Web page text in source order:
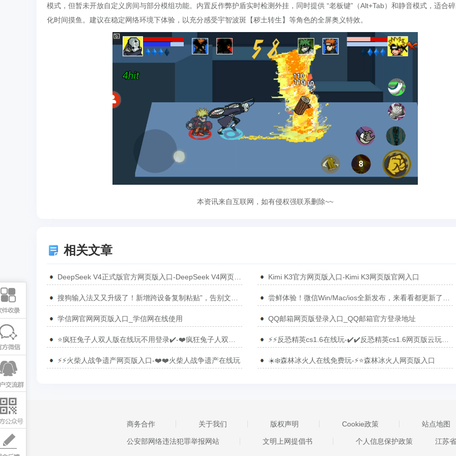
模式，但暂未开放自定义房间与部分模组功能。内置反作弊护盾实时检测外挂，同时提供 “老板键”（Alt+Tab）和静音模式，适合
化时间摸鱼。建议在稳定网络环境下体验，以充分感受宇智波斑【秽土转生】等角色的全屏奥义特效。
本资讯来自互联网，如有侵权强联系删除~~
相关文章
Kimi K3官方网页版入口-Kimi K3网页版官网入口
学信网官网网页版入口_学信网在线使用 QQ邮箱网页版登录入口_QQ邮箱官方登录地址
⚡⚡火柴人战争遗产网页版入口-❤️❤️火柴人战争遗产在线玩 ☀️❄️森林冰火人在线免费玩-⚡⭐森林冰火人网页版入口
商务合作 关于我们 版权声明 Cookie政策 站点地图
公安部网络违法犯罪举报网站 文明上网提倡书 个人信息保护政策 江苏